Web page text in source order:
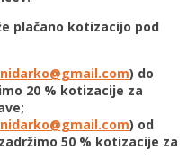
plačano kotizacijo pod
) do
20 % kotizacije za
) od
50 % kotizacije za